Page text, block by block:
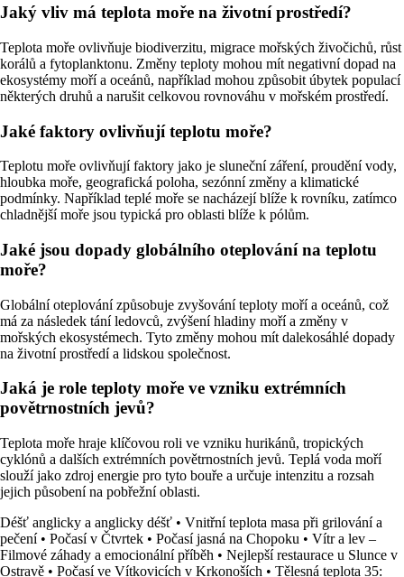
Jaký vliv má teplota moře na životní prostředí?
Teplota moře ovlivňuje biodiverzitu, migrace mořských živočichů, růst
korálů a fytoplanktonu. Změny teploty mohou mít negativní dopad na
ekosystémy moří a oceánů, například mohou způsobit úbytek populací
některých druhů a narušit celkovou rovnováhu v mořském prostředí.
Jaké faktory ovlivňují teplotu moře?
Teplotu moře ovlivňují faktory jako je sluneční záření, proudění vody,
hloubka moře, geografická poloha, sezónní změny a klimatické
podmínky. Například teplé moře se nacházejí blíže k rovníku, zatímco
chladnější moře jsou typická pro oblasti blíže k pólům.
Jaké jsou dopady globálního oteplování na teplotu
moře?
Globální oteplování způsobuje zvyšování teploty moří a oceánů, což
má za následek tání ledovců, zvýšení hladiny moří a změny v
mořských ekosystémech. Tyto změny mohou mít dalekosáhlé dopady
na životní prostředí a lidskou společnost.
Jaká je role teploty moře ve vzniku extrémních
povětrnostních jevů?
Teplota moře hraje klíčovou roli ve vzniku hurikánů, tropických
cyklónů a dalších extrémních povětrnostních jevů. Teplá voda moří
slouží jako zdroj energie pro tyto bouře a určuje intenzitu a rozsah
jejich působení na pobřežní oblasti.
Déšť anglicky a anglicky déšť • Vnitřní teplota masa při grilování a
pečení• Počasí v Čtvrtek • Počasí jasná na Chopoku • Vítr a lev –
Filmové záhady a emocionální příběh • Nejlepší restaurace u Slunce v
Ostravě • Počasí ve Vítkovicích v Krkonoších • Tělesná teplota 35: